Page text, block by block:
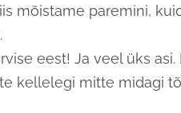
mõistame paremini,
eest! Ja veel üks asi.
kellelegi mitte midagi